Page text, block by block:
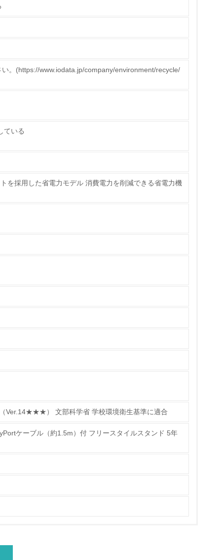
理解し、実践している
使用量削減の取り組みを行っている
計画を立てている
目標や計画を立てている
の取り組みを行っている
い。(https://www.iodata.jp/company/environment/recycle/
ている
を採用した省電力モデル 消費電力を削減できる省電力機
Ver.14★★★） 文部科学省 学校環境衛生基準に適合
ケーブル（約1.5m）付 フリースタイルスタンド 5年